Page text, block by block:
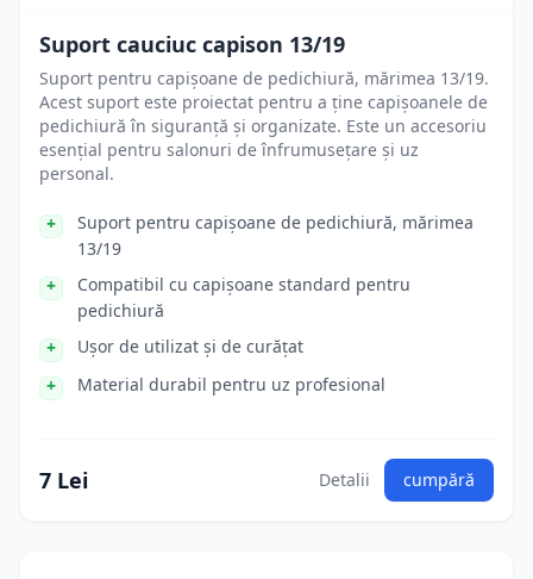
Suport cauciuc capison 13/19
Suport pentru capișoane de pedichiură, mărimea 13/19.
Acest suport este proiectat pentru a ține capișoanele de
pedichiură în siguranță și organizate. Este un accesoriu
esențial pentru salonuri de înfrumusețare și uz
personal.
Suport pentru capișoane de pedichiură, mărimea
13/19
Compatibil cu capișoane standard pentru
pedichiură
Ușor de utilizat și de curățat
Material durabil pentru uz profesional
7 Lei Detalii cumpără